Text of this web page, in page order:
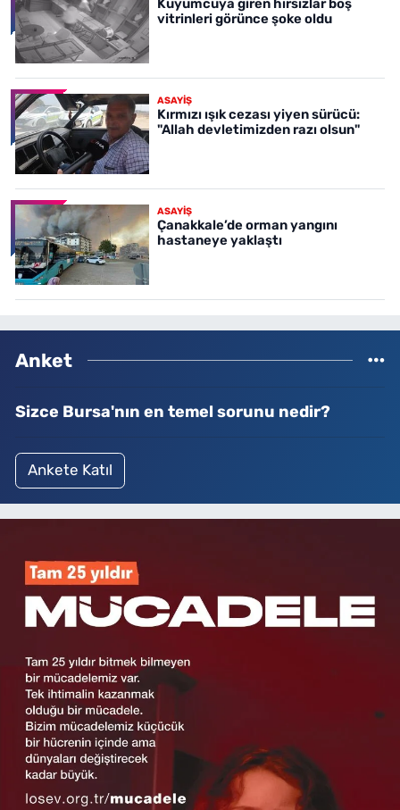
Kuyumcuya giren hırsızlar boş
vitrinleri görünce şoke oldu
ASAYİŞ
Kırmızı ışık cezası yiyen sürücü:
"Allah devletimizden razı olsun"
ASAYİŞ
Çanakkale’de orman yangını
hastaneye yaklaştı
Anket
Sizce Bursa'nın en temel sorunu nedir?
Ankete Katıl